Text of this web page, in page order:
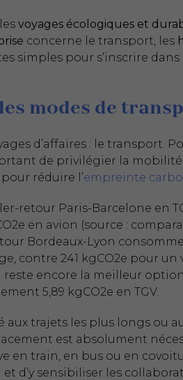
voyages écologiques et
concerne le transport, les
simples pour s’inscrire
modes de
d’affaires : le transport.
de privilégier la
pour réduire l’empreinte
retour Paris-Barcelone en
en avion (source :
Bordeaux-Lyon
contre 241 kgCO2e pour
reste encore la meilleur
5,89 kgCO2e en TGV.
aux trajets les plus longs ou
est absolument
en train, en bus ou en
d’y sensibiliser les